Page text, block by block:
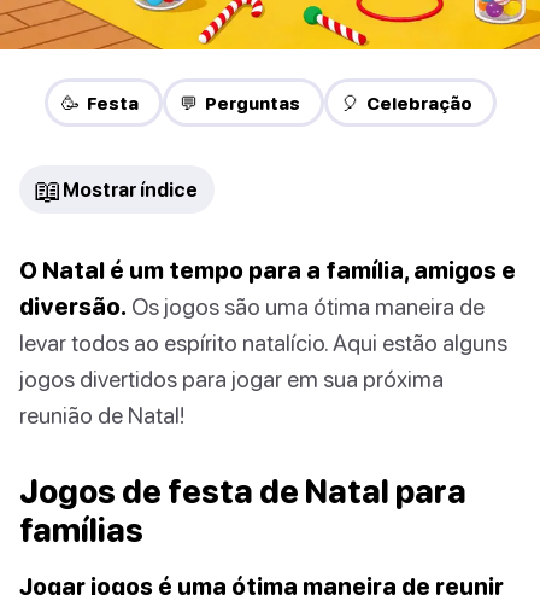
🥳 Festa 💬 Perguntas 🎈 Celebração
📖 Mostrar índice
O Natal é um tempo para a família, amigos e
diversão. Os jogos são uma ótima maneira de
levar todos ao espírito natalício. Aqui estão alguns
jogos divertidos para jogar em sua próxima
reunião de Natal!
Jogos de festa de Natal para
famílias
Jogar jogos é uma ótima maneira de reunir